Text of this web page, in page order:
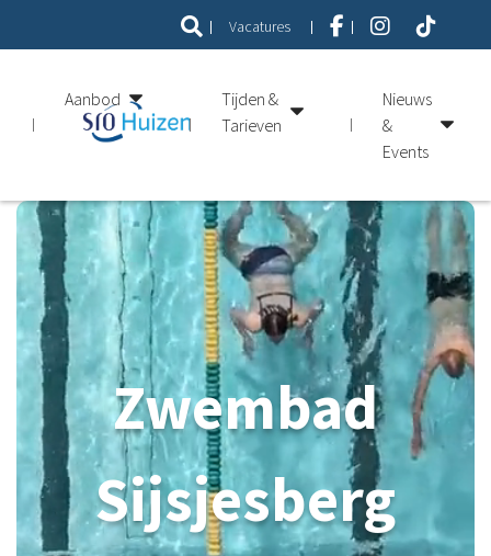
Vacatures
Aanbod
Tijden &
Tarieven
Nieuws
&
Events
Zwembad
Sijsjesberg